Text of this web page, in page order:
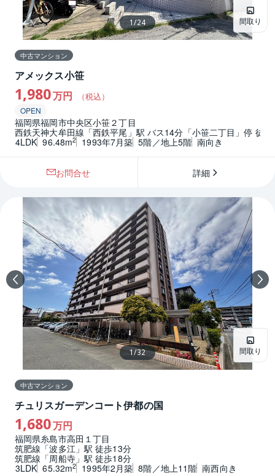
間取り
1/24
中古マンション
アメックス小笹
1,980万円 （税込）
OPEN
福岡県福岡市中央区小笹２丁目
西鉄天神大牟田線「西鉄平尾」駅 バス14分「小笹二丁目」停 徒歩
4LDK 96.48m2 1993年7月築 5階／地上5階 南向き
お問合せ 詳細
間取り
1/32
中古マンション
チュリスガーデンコート伊都の国
1,680万円
福岡県糸島市高田１丁目
筑肥線「波多江」駅 徒歩13分
筑肥線「周船寺」駅 徒歩18分
3LDK 65.32m2 1995年2月築 8階／地上11階 南西向き